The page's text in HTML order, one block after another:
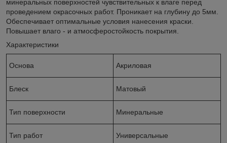
минеральных поверхностей чувствительных к влаге перед
проведением окрасочных работ. Проникает на глубину до 5мм.
Обеспечивает оптимальные условия нанесения краски.
Повышает влаго - и атмосферостойкость покрытия.
Характеристики
Основа Акриловая
Блеск Матовый
Тип поверхности Минеральные
Тип работ Универсальные